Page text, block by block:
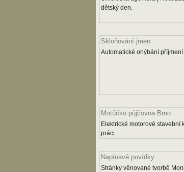
dětský den.
Skloňování jmen
Automatické ohýbání
Motůčko půjčovna Brno
Elektrické motorové stavební
práci.
Napínavé povídky
Stránky věnované tvorbě